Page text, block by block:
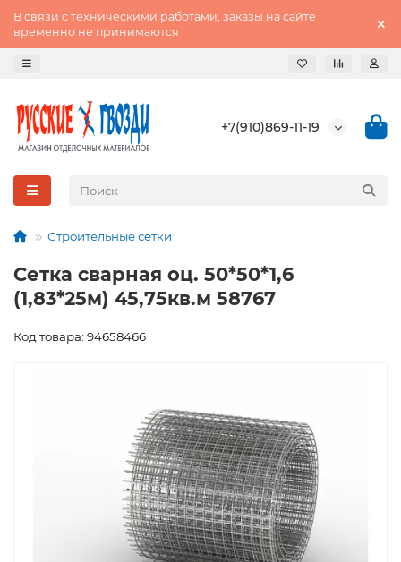
В связи с техническими работами, заказы на сайте
временно не принимаются
+7(910)869-11-19
Строительные сетки
Сетка сварная оц. 50*50*1,6
(1,83*25м) 45,75кв.м 58767
Код товара: 94658466